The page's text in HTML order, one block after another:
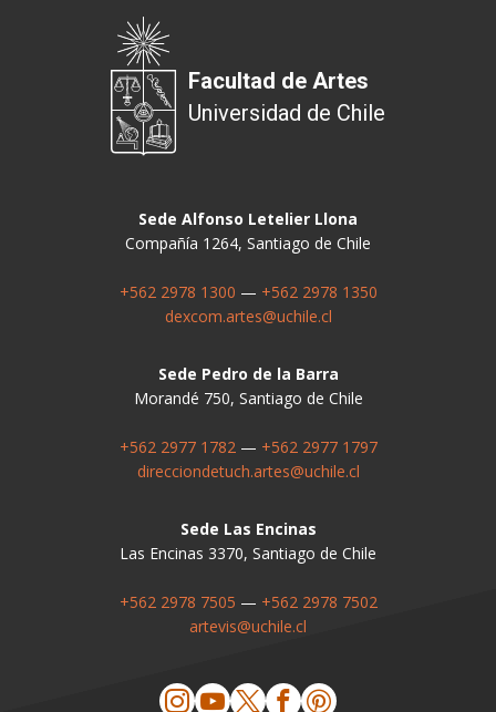
Facultad de Artes
Universidad de Chile
Sede Alfonso Letelier Llona
Compañía 1264, Santiago de Chile
+562 2978 1300 — +562 2978 1350
dexcom.artes@uchile.cl
Sede Pedro de la Barra
Morandé 750, Santiago de Chile
+562 2977 1782— +562 2977 1797
direcciondetuch.artes@uchile.cl
Sede Las Encinas
Las Encinas 3370, Santiago de Chile
+562 2978 7505 — +562 2978 7502
artevis@uchile.cl